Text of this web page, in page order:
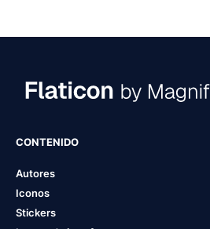
CONTENIDO
Autores
Iconos
Stickers